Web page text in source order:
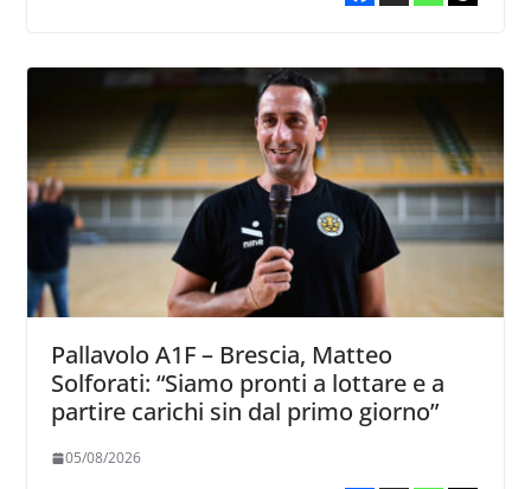
Pallavolo A1F – Brescia, Matteo
Solforati: “Siamo pronti a lottare e a
partire carichi sin dal primo giorno”
05/08/2026